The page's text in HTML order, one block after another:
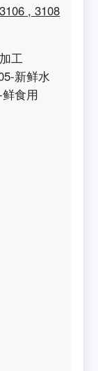
3106 ,3108
工
新鲜水
食用